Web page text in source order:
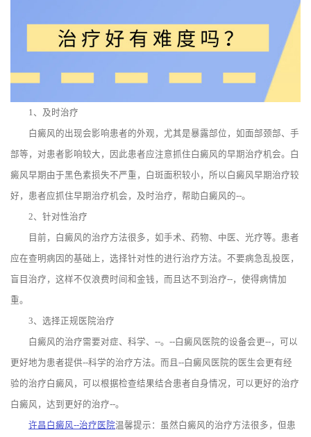
1、及时治疗
白癜风的出现会影响患者的外观，尤其是暴露部位，如面部颈部、手
部等，对患者影响较大，因此患者应注意抓住白癜风的早期治疗机会。白
癜风早期由于黑色素损失不严重，白斑面积较小，所以白癜风早期治疗较
好，患者应抓住早期治疗机会，及时治疗，帮助白癜风的--。
2、针对性治疗
目前，白癜风的治疗方法很多，如手术、药物、中医、光疗等。患者
应在查明病因的基础上，选择针对性的进行治疗方法。不要病急乱投医，
盲目治疗，这样不仅浪费时间和金钱，而且达不到治疗--，使得病情加
重。
3、选择正规医院治疗
白癜风的治疗需要对症、科学、--。--白癜风医院的设备会更--，可以
更好地为患者提供--科学的治疗方法。而且--白癜风医院的医生会更有经
验的治疗白癜风，可以根据检查结果结合患者自身情况，可以更好的治疗
白癜风，达到更好的治疗--。
许昌白癜风--治疗医院温馨提示：虽然白癜风的治疗方法很多，但患